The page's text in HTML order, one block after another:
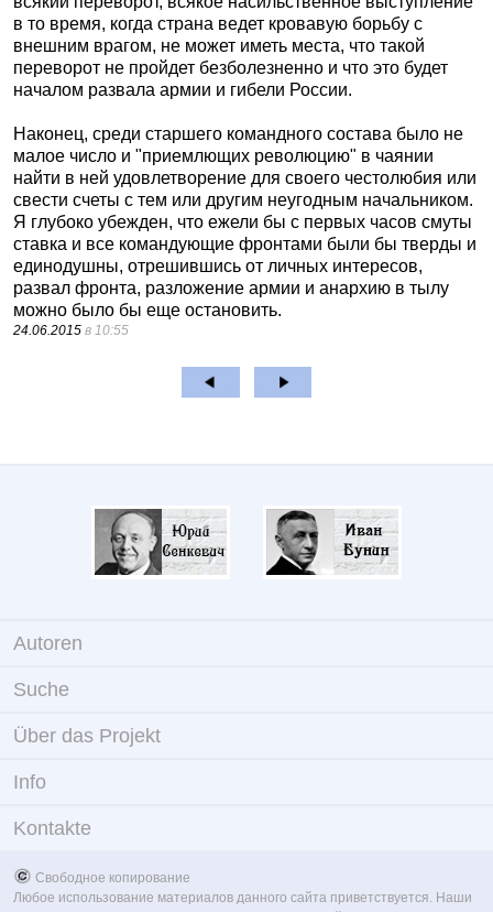
в то время, когда страна ведет кровавую борьбу с
внешним врагом, не может иметь места, что такой
переворот не пройдет безболезненно и что это будет
началом развала армии и гибели России.
Наконец, среди старшего командного состава было не
малое число и "приемлющих революцию" в чаянии
найти в ней удовлетворение для своего честолюбия или
свести счеты с тем или другим неугодным начальником.
Я глубоко убежден, что ежели бы с первых часов смуты
ставка и все командующие фронтами были бы тверды и
единодушны, отрешившись от личных интересов,
развал фронта, разложение армии и анархию в тылу
можно было бы еще остановить.
24.06.2015 в 10:55
Autoren
Suche
Über das Projekt
Info
Kontakte
Свободное копирование
Любое использование материалов данного сайта приветствуется. Наши